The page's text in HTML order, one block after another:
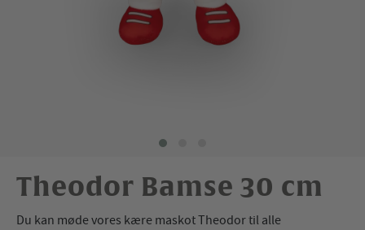
Theodor Bamse 30 cm
Du kan møde vores kære maskot Theodor til alle